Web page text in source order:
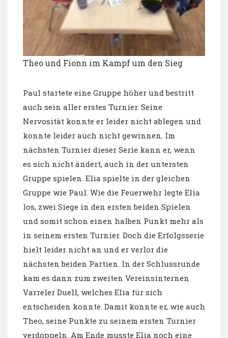
Theo und Fionn im Kampf um den Sieg
Paul startete eine Gruppe höher und bestritt
auch sein aller erstes Turnier. Seine
Nervosität konnte er leider nicht ablegen und
konnte leider auch nicht gewinnen. Im
nächsten Turnier dieser Serie kann er, wenn
es sich nicht ändert, auch in der untersten
Gruppe spielen. Elia spielte in der gleichen
Gruppe wie Paul. Wie die Feuerwehr legte Elia
los, zwei Siege in den ersten beiden Spielen
und somit schon einen halben Punkt mehr als
in seinem ersten Turnier. Doch die Erfolgsserie
hielt leider nicht an und er verlor die
nächsten beiden Partien. In der Schlussrunde
kam es dann zum zweiten Vereinsinternen
Varreler Duell, welches Elia für sich
entscheiden konnte. Damit konnte er, wie auch
Theo, seine Punkte zu seinem ersten Turnier
verdoppeln. Am Ende musste Elia noch eine